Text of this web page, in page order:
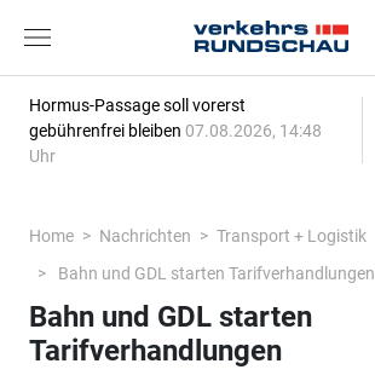
Hormus-Passage soll vorerst
gebührenfrei bleiben 07.08.2026, 14:48
Uhr
Home Nachrichten
Transport + Logistik
Bahn und GDL starten Tarifverhandlungen
Bahn und GDL starten
Tarifverhandlungen